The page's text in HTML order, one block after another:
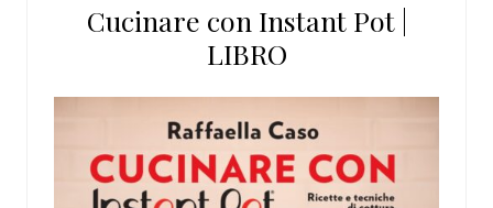
Cucinare con Instant Pot |
LIBRO